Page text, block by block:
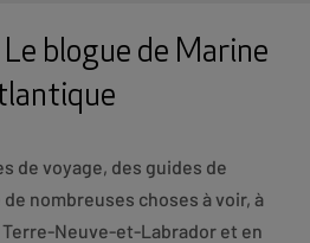
blogue de Marine
de voyage, des guides de
nombreuses choses à voir, à
Neuve-et-Labrador et en